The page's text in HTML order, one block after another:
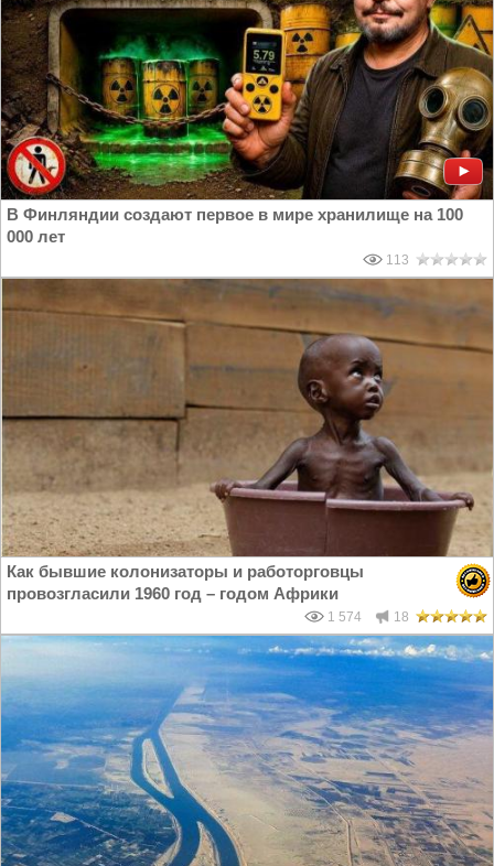
В Финляндии создают первое в мире хранилище на 100
000 лет
113
Как бывшие колонизаторы и работорговцы
провозгласили 1960 год – годом Африки
1 574 18